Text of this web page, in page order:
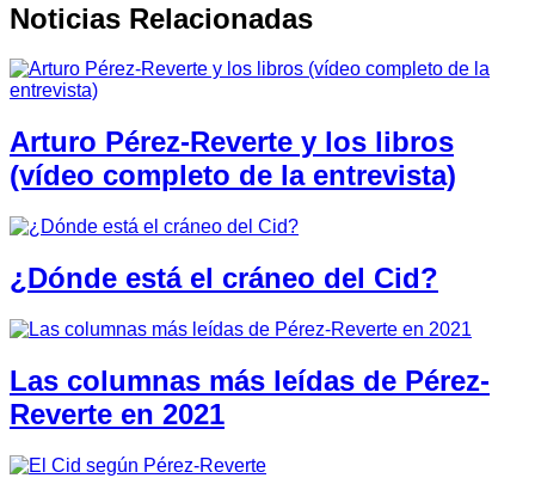
Noticias Relacionadas
Arturo Pérez-Reverte y los libros
(vídeo completo de la entrevista)
¿Dónde está el cráneo del Cid?
Las columnas más leídas de Pérez-
Reverte en 2021